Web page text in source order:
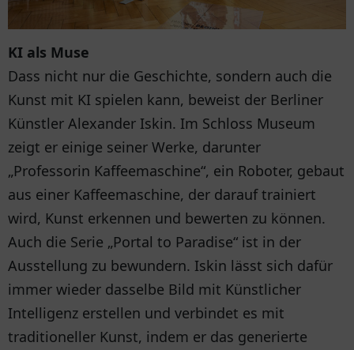
KI als Muse
Dass nicht nur die Geschichte, sondern auch die
Kunst mit KI spielen kann, beweist der Berliner
Künstler Alexander Iskin. Im Schloss Museum
zeigt er einige seiner Werke, darunter
„Professorin Kaffeemaschine“, ein Roboter, gebaut
aus einer Kaffeemaschine, der darauf trainiert
wird, Kunst erkennen und bewerten zu können.
Auch die Serie „Portal to Paradise“ ist in der
Ausstellung zu bewundern. Iskin lässt sich dafür
immer wieder dasselbe Bild mit Künstlicher
Intelligenz erstellen und verbindet es mit
traditioneller Kunst, indem er das generierte